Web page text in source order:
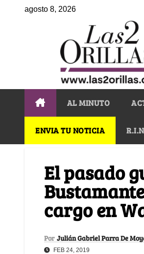
agosto 8, 2026
AL MINUTO
ENVIA TU NOTICIA
El pasado
cargo en
Por Julián Gabriel Parra De
FEB 24, 2019